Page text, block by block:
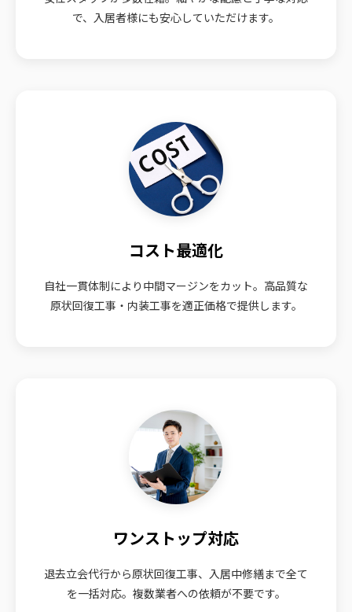
で、入居者様にも安心していただけます。
コスト最適化
自社一貫体制により中間マージンをカット。高品質な
原状回復工事・内装工事を適正価格で提供します。
ワンストップ対応
退去立会代行から原状回復工事、入居中修繕まで全て
を一括対応。複数業者への依頼が不要です。